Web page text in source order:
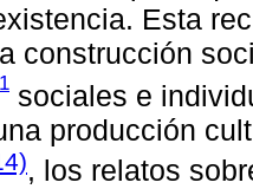
Esta
construcción
1 sociales e
producción
, los relatos